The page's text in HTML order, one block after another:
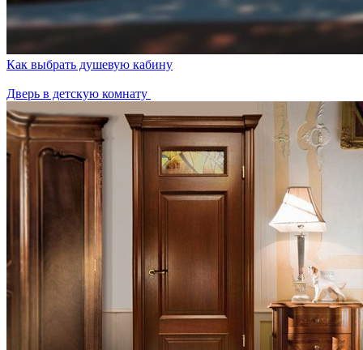
Как выбрать душевую кабину
Дверь в детскую комнату